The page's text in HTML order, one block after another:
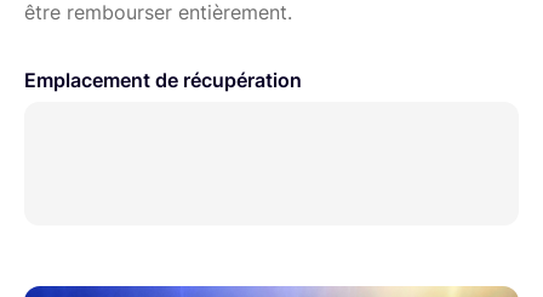
être rembourser entièrement.
Emplacement de récupération